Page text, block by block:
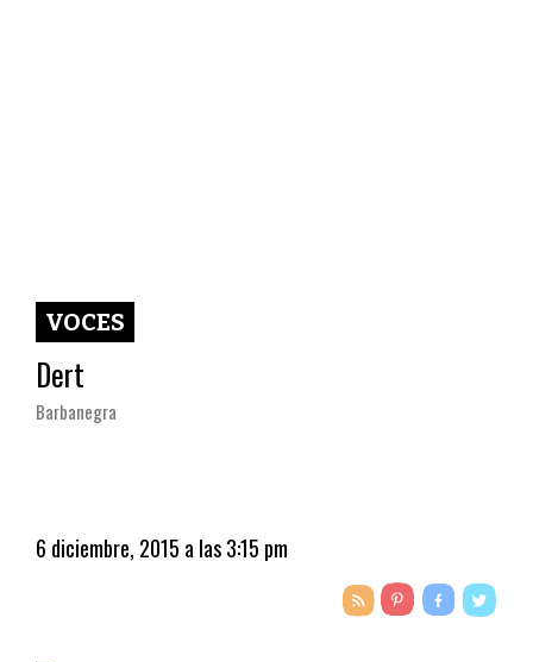
VOCES
Dert
Barbanegra
6 diciembre, 2015 a las 3:15 pm